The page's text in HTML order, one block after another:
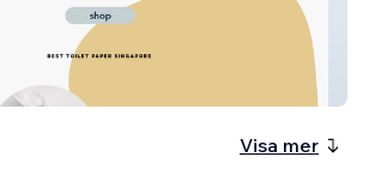
Visa mer